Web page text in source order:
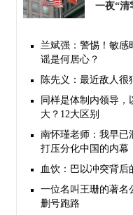
一夜“清
兰斌强：警惕！敏感
谣是何居心？
陈先义：最近敌人很
同样是体制内领导
大？12大区别
南怀瑾老师：我早已
打压分化中国的内幕
血饮：巴以冲突背后
一位名叫王珊的著名
删号跑路